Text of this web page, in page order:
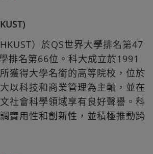
）於QS世界大學排名第47
排名第66位。科大成立於1991
獲得大學名銜的高等院校，位於
以科技和商業管理為主軸，並在
社會科學領域享有良好聲譽。科
實用性和創新性，並積極推動跨